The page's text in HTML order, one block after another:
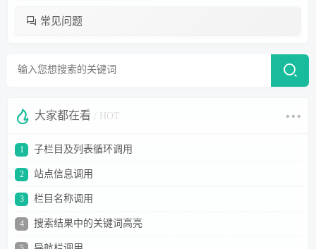
常见问题
大家都在看 / HOT
1 子栏目及列表循环调用
2 站点信息调用
3 栏目名称调用
4 搜索结果中的关键词高亮